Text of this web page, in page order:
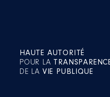
HAUTE AUTORITÉ
POUR LA
DE LA VIE PUBLIQUE